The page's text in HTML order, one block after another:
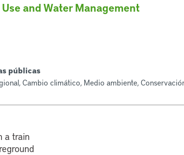
and Water Management
públicas
Cambio climático, Medio ambiente,